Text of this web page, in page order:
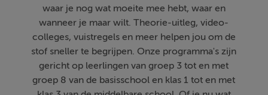
waar je nog wat moeite mee hebt, waar en
wanneer je maar wilt. Theorie-uitleg, video-
colleges, vuistregels en meer helpen jou om de
stof sneller te begrijpen. Onze programma's zijn
gericht op leerlingen van groep 3 tot en met
groep 8 van de basisschool en klas 1 tot en met